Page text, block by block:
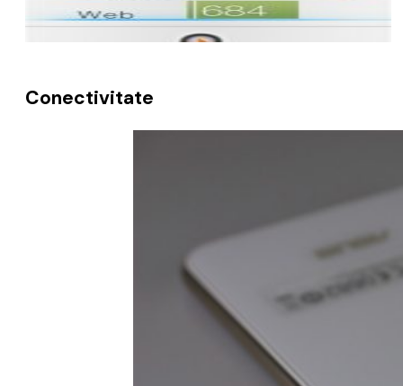
Conectivitate